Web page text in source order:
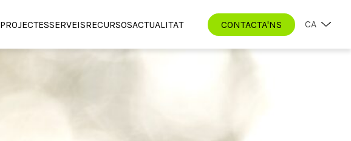
PROJECTESSERVEISRECURSOSACTUALITAT CONTACTA'NS CA